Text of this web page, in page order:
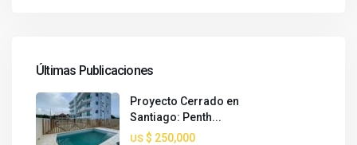
Últimas Publicaciones
Proyecto Cerrado en
Santiago: Penth...
US $ 250,000